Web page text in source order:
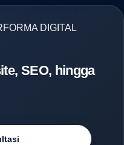
DIGITAL
SEO, hingga